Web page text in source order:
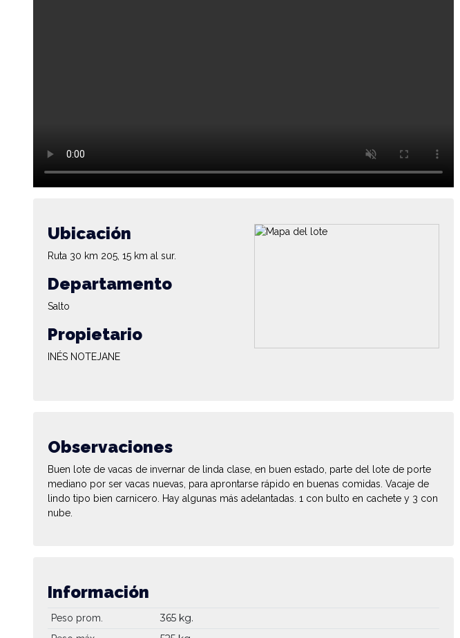
Ubicación
Ruta 30 km 205, 15 km al sur.
Departamento
Salto
Propietario
INÉS NOTEJANE
Observaciones
Buen lote de vacas de invernar de linda clase, en buen estado, parte del lote de porte
mediano por ser vacas nuevas, para aprontarse rápido en buenas comidas. Vacaje de
lindo tipo bien carnicero. Hay algunas más adelantadas. 1 con bulto en cachete y 3 con
nube.
Información
Peso prom. 365 kg.